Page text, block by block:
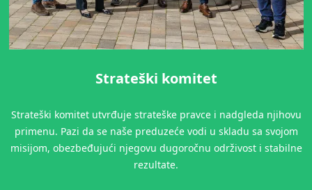
Strateški komitet
Strateški komitet utvrđuje strateške pravce i nadgleda njihovu
primenu. Pazi da se naše preduzeće vodi u skladu sa svojom
misijom, obezbeđujući njegovu dugoročnu održivost i stabilne
rezultate.